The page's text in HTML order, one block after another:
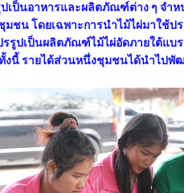
ป็นอาหารและผลิตภัณฑ์ต่าง ๆ จำห
ชน โดยเฉพาะการนำไม้ไผ่มาใช้ป
รูปเป็นผลิตภัณฑ์ไม้ไผ่อัดภายใต้แบร
งนี้ รายได้ส่วนหนึ่งชุมชนได้นำไปพั